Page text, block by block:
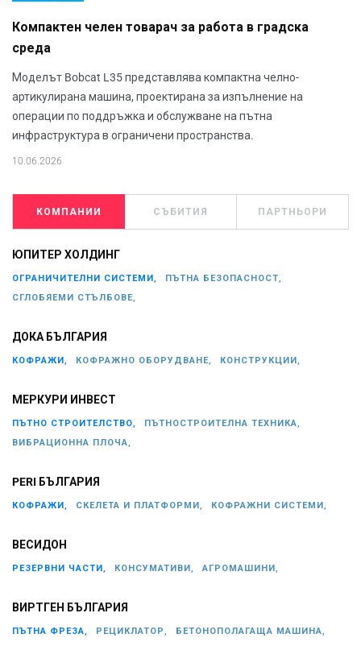
Компактен челен товарач за работа в градска
среда
Моделът Bobcat L35 представлява компактна челно-
артикулирана машина, проектирана за изпълнение на
операции по поддръжка и обслужване на пътна
инфраструктура в ограничени пространства.
10.06.2026
КОМПАНИИ СЪБИТИЯ ПАРТНЬОРИ
ЮПИТЕР ХОЛДИНГ
ОГРАНИЧИТЕЛНИ СИСТЕМИ,
ПЪТНА БЕЗОПАСНОСТ,
СГЛОБЯЕМИ СТЪЛБОВЕ,
ДОКА БЪЛГАРИЯ
КОФРАЖИ, КОФРАЖНО ОБОРУДВАНЕ, КОНСТРУКЦИИ,
МЕРКУРИ ИНВЕСТ
ПЪТНО СТРОИТЕЛСТВО,
ПЪТНОСТРОИТЕЛНА ТЕХНИКА,
ВИБРАЦИОННА ПЛОЧА,
PERI БЪЛГАРИЯ
КОФРАЖИ, СКЕЛЕТА И ПЛАТФОРМИ, КОФРАЖНИ СИСТЕМИ,
ВЕСИДОН
РЕЗЕРВНИ ЧАСТИ, КОНСУМАТИВИ, АГРОМАШИНИ,
ВИРТГЕН БЪЛГАРИЯ
ПЪТНА ФРЕЗА, РЕЦИКЛАТОР, БЕТОНОПОЛАГАЩА МАШИНА,